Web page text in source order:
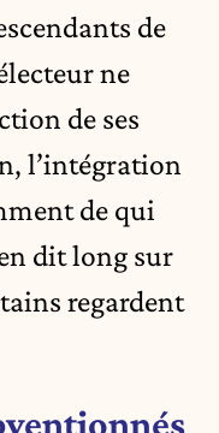
de
ne
de ses
l’intégration
de qui
dit long sur
regardent